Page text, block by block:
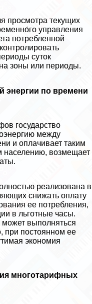
просмотра текущих
управления
потрeбленной
суток
зоны или периоды.
энергии по времени
государство
между
и оплачивает таким
населению, возмещает
реализована в
снижать оплату
ее потрeбления,
в льготные часы.
выполняться
при постоянном ее
экономия
многотарифных